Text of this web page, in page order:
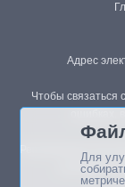
Адрес
Чтобы связаться
Републикация
возможна
Для